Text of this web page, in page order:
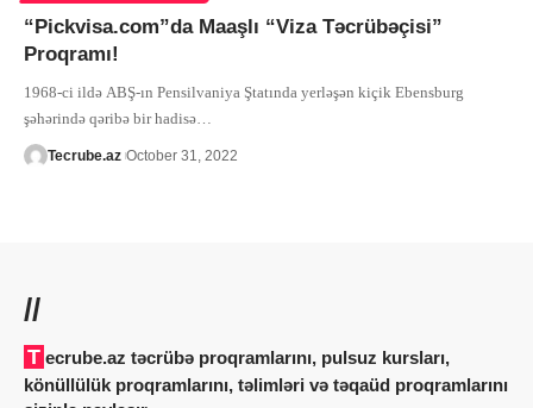
“Pickvisa.com”da Maaşlı “Viza Təcrübəçisi”
Proqramı!
1968-ci ildə ABŞ-ın Pensilvaniya Ştatında yerləşən kiçik Ebensburg
şəhərində qəribə bir hadisə…
Tecrube.az October 31, 2022
//
Tecrube.az təcrübə proqramlarını, pulsuz kursları,
könüllülük proqramlarını, təlimləri və təqaüd proqramlarını